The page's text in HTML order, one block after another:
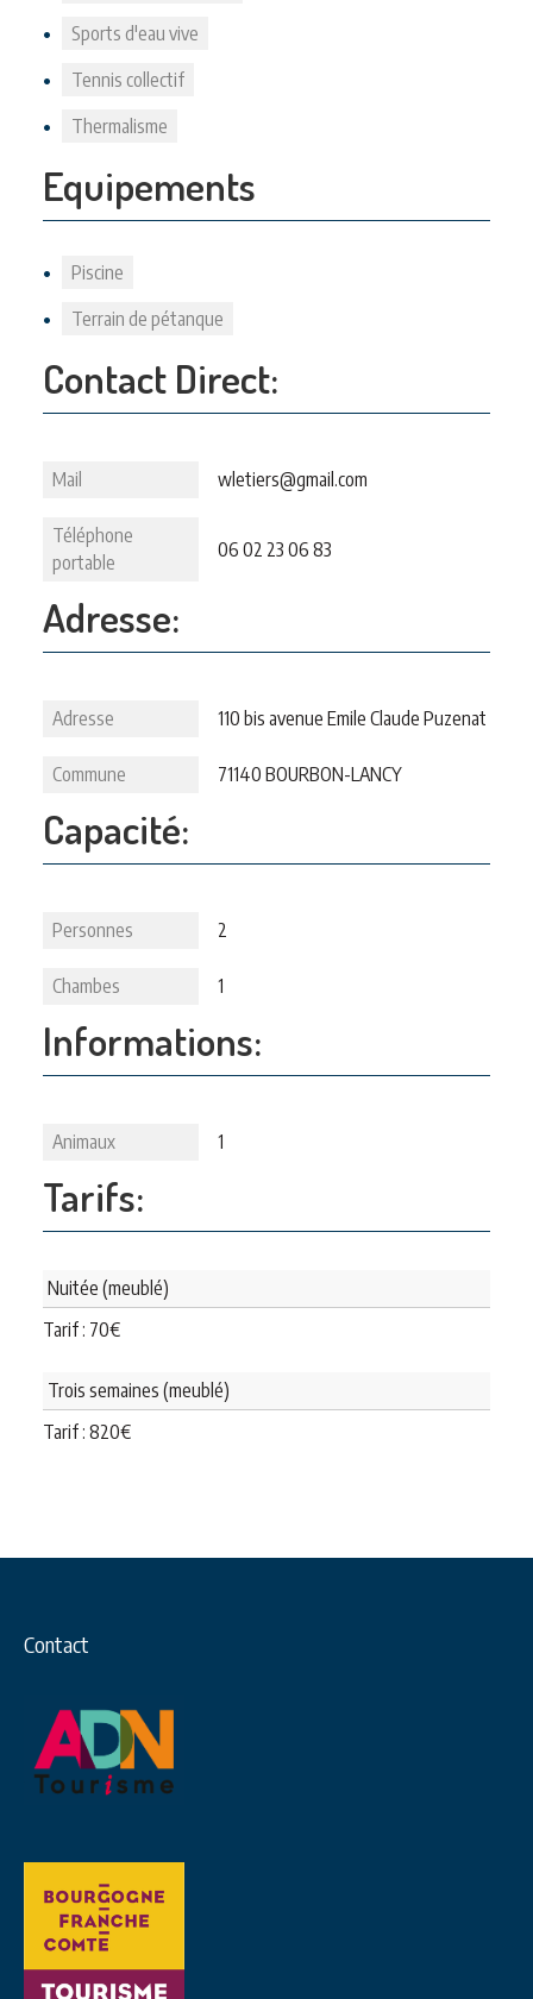
Sports d'eau vive
Tennis collectif
Thermalisme
Equipements
Piscine
Terrain de pétanque
Contact Direct:
Mail wletiers@gmail.com
Téléphone
portable
06 02 23 06 83
Adresse:
Adresse 110 bis avenue Emile Claude Puzenat
Commune 71140 BOURBON-LANCY
Capacité:
Personnes 2
Chambes 1
Informations:
Animaux 1
Tarifs:
Nuitée (meublé)
Tarif : 70€
Trois semaines (meublé)
Tarif : 820€
Contact